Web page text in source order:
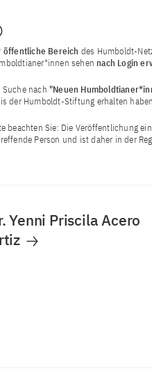
öffentliche Bereich des Humboldt-
sehen nach Login
Suche nach "Neuen
der Humboldt-Stiftung erhalten
beachten Sie: Die Veröffentlichung
Person und ist daher in der
Yenni Priscila Acero